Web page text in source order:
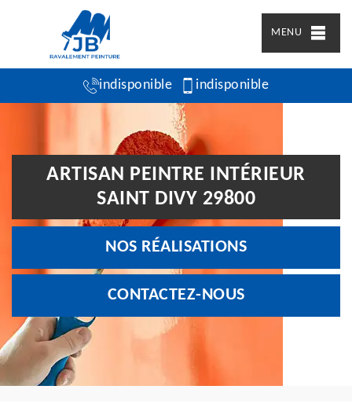
MENU
indisponible indisponible
ARTISAN PEINTRE INTÉRIEUR
SAINT DIVY 29800
NOS RÉALISATIONS
CONTACTEZ-NOUS